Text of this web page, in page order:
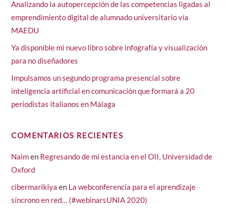
Analizando la autopercepción de las competencias ligadas al
emprendimiento digital de alumnado universitario vía
MAEDU
Ya disponible mi nuevo libro sobre infografía y visualización
para no diseñadores
Impulsamos un segundo programa presencial sobre
inteligencia artificial en comunicación que formará a 20
periodistas italianos en Málaga
COMENTARIOS RECIENTES
Naimen Regresando de mi estancia en el OII, Universidad de
Oxford
cibermarikiya en La webconferencia para el aprendizaje
síncrono en red… (#webinarsUNIA 2020)